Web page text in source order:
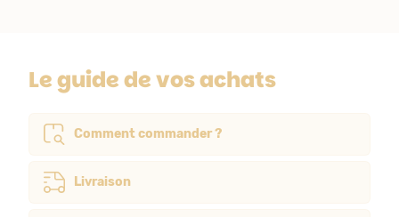
Le guide de vos achats
Comment commander ?
Livraison